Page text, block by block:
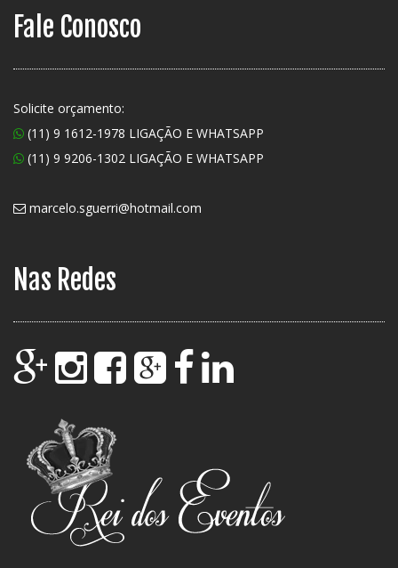
Fale Conosco
Solicite orçamento:
(11) 9 1612-1978 LIGAÇÃO E WHATSAPP
(11) 9 9206-1302 LIGAÇÃO E WHATSAPP
marcelo.sguerri@hotmail.com
Nas Redes